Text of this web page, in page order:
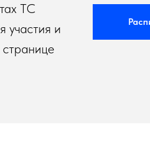
ТС
участия и